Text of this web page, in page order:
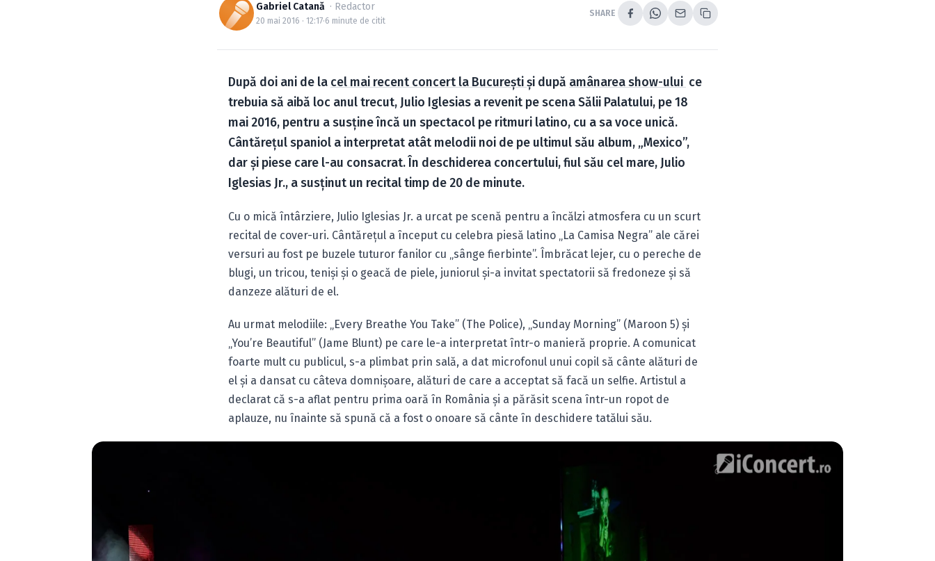
Gabriel Catană · Redactor
20 mai 2016 · 12:17·6 minute de citit
SHARE
După doi ani de la cel mai recent concert la Bucureştişi după amânarea show-ului ce
trebuia să aibă loc anul trecut, Julio Iglesias a revenit pe scena Sălii Palatului, pe 18
mai 2016, pentru a susţine încă un spectacol pe ritmuri latino, cu a sa voce unică.
Cântăreţul spaniol a interpretat atât melodii noi de pe ultimul său album, „Mexico”,
dar şi piese care l-au consacrat. În deschiderea concertului, fiul său cel mare, Julio
Iglesias Jr., a susţinut un recital timp de 20 de minute.
Cu o mică întârziere, Julio Iglesias Jr. a urcat pe scenă pentru a încălzi atmosfera cu un scurt
recital de cover-uri. Cântăreţul a început cu celebra piesă latino „La Camisa Negra” ale cărei
versuri au fost pe buzele tuturor fanilor cu „sânge fierbinte”. Îmbrăcat lejer, cu o pereche de
blugi, un tricou, tenişi şi o geacă de piele, juniorul şi-a invitat spectatorii să fredoneze şi să
danzeze alături de el.
Au urmat melodiile: „Every Breathe You Take” (The Police), „Sunday Morning” (Maroon 5) şi
„You’re Beautiful” (Jame Blunt) pe care le-a interpretat într-o manieră proprie. A comunicat
foarte mult cu publicul, s-a plimbat prin sală, a dat microfonul unui copil să cânte alături de
el şi a dansat cu câteva domnişoare, alături de care a acceptat să facă un selfie. Artistul a
declarat că s-a aflat pentru prima oară în România şi a părăsit scena într-un ropot de
aplauze, nu înainte să spună că a fost o onoare să cânte în deschidere tatălui său.